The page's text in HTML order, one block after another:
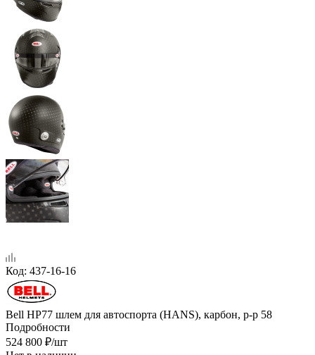
Код: 437-16-16
Bell HP77 шлем для автоспорта (HANS), карбон, р-р 58
Подробности
524 800 ₽/шт